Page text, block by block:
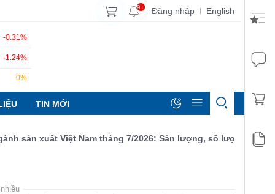
9+ Đăng nhập | English
-0.31%
-1.24%
0%
TIN MỚI
xuất Việt Nam tháng 7/2026: Sản lượng, số lượng đơn đặt